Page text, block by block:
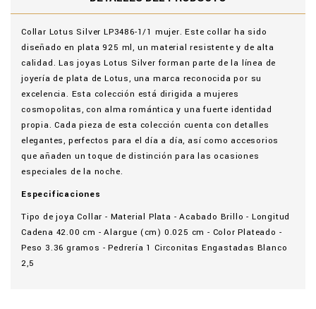
Collar Lotus Silver LP3486-1/1 mujer. Este collar ha sido
diseñado en plata 925 ml, un material resistente y de alta
calidad. Las joyas Lotus Silver forman parte de la línea de
joyería de plata de Lotus, una marca reconocida por su
excelencia. Esta colección está dirigida a mujeres
cosmopolitas, con alma romántica y una fuerte identidad
propia. Cada pieza de esta colección cuenta con detalles
elegantes, perfectos para el día a día, así como accesorios
que añaden un toque de distinción para las ocasiones
especiales de la noche.
Especificaciones
Tipo de joya Collar - Material Plata - Acabado Brillo - Longitud
Cadena 42.00 cm - Alargue (cm) 0.025 cm - Color Plateado -
Peso 3.36 gramos - Pedrería 1 Circonitas Engastadas Blanco
2,5